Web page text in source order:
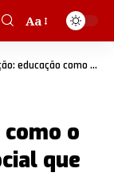
Aa
o agente da mudança social que precisamos
o
que